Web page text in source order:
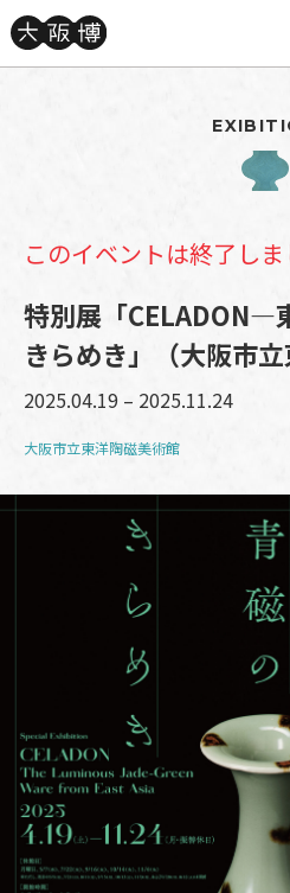
このイベントは終了しま
特別展「CELADON―
きらめき」（大阪市立
2025.04.19 – 2025.11.24
大阪市立東洋陶磁美術館